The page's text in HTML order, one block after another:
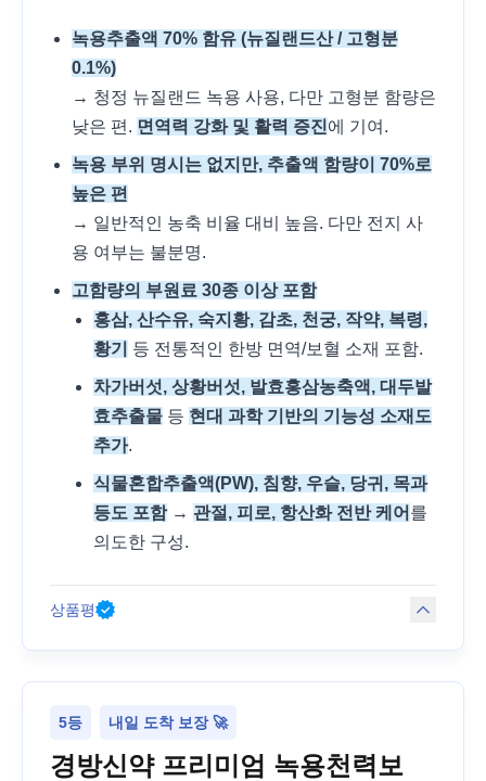
녹용추출액 70% 함유 (뉴질랜드산 / 고형분
0.1%)
→ 청정 뉴질랜드 녹용 사용, 다만 고형분 함량은
낮은 편. 면역력 강화 및 활력 증진에 기여.
녹용 부위 명시는 없지만, 추출액 함량이 70%로
높은 편
→ 일반적인 농축 비율 대비 높음. 다만 전지 사
용 여부는 불분명.
고함량의 부원료 30종 이상 포함
홍삼, 산수유, 숙지황, 감초, 천궁, 작약, 복령,
황기
등 전통적인 한방 면역/보혈 소재 포함.
차가버섯, 상황버섯, 발효홍삼농축액, 대두발
효추출물 등 현대 과학 기반의 기능성 소재도
추가.
식물혼합추출액(PW), 침향, 우슬, 당귀, 목과
등도 포함→ 관절, 피로, 항산화 전반 케어 를
의도한 구성.
상품평
5등 내일 도착 보장 🚀
경방신약 프리미엄 녹용천력보